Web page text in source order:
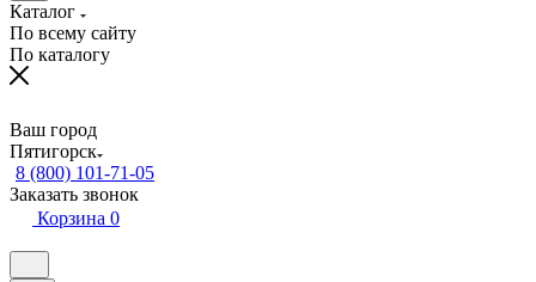
Каталог
По всему сайту
По каталогу
Ваш город
Пятигорск
8 (800) 101-71-05
Заказать звонок
Корзина 0